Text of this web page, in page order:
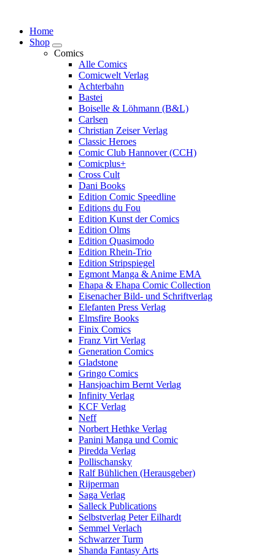
Inhalt
Home
Shop
Comics
Alle Comics
Comicwelt Verlag
Achterbahn
Bastei
Boiselle & Löhmann (B&L)
Carlsen
Christian Zeiser Verlag
Classic Heroes
Comic Club Hannover (CCH)
Comicplus+
Cross Cult
Dani Books
Edition Comic Speedline
Editions du Fou
Edition Kunst der Comics
Edition Olms
Edition Quasimodo
Edition Rhein-Trio
Edition Stripspiegel
Egmont Manga & Anime EMA
Ehapa & Ehapa Comic Collection
Eisenacher Bild- und Schriftverlag
Elefanten Press Verlag
Elmsfire Books
Finix Comics
Franz Virt Verlag
Generation Comics
Gladstone
Gringo Comics
Hansjoachim Bernt Verlag
Infinity Verlag
KCF Verlag
Neff
Norbert Hethke Verlag
Panini Manga und Comic
Piredda Verlag
Pollischansky
Ralf Bühlichen (Herausgeber)
Rijperman
Saga Verlag
Salleck Publications
Selbstverlag Peter Eilhardt
Semmel Verlach
Schwarzer Turm
Shanda Fantasy Arts